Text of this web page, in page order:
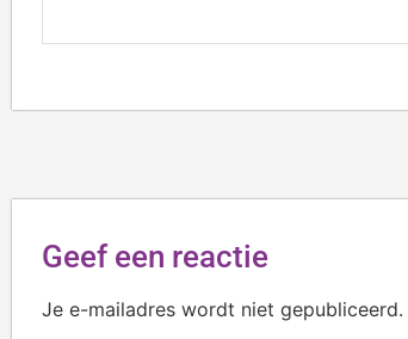
Geef een reactie
Je e-mailadres wordt niet gepubliceerd.